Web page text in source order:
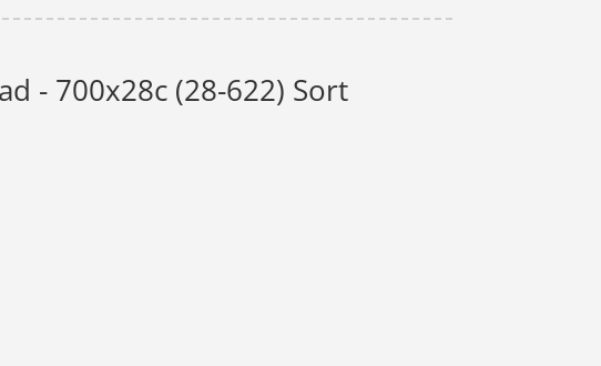
- 700x28c (28-622) Sort